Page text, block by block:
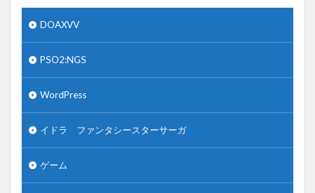
DOAXVV
PSO2:NGS
WordPress
イドラ ファンタシースターサーガ
ゲーム